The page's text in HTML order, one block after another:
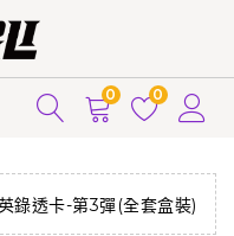
0 0
錄透卡-第3彈(全套盒裝)